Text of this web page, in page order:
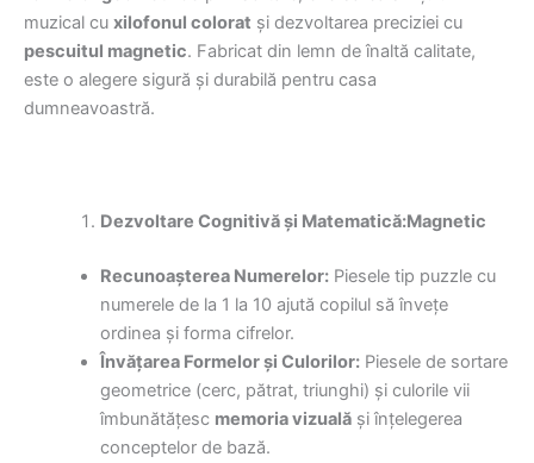
muzical cu xilofonul colorat și dezvoltarea preciziei cu
pescuitul magnetic. Fabricat din lemn de înaltă calitate,
este o alegere sigură și durabilă pentru casa
dumneavoastră.
Dezvoltare Cognitivă și Matematică:Magnetic
Recunoașterea Numerelor:Piesele tip puzzle cu
numerele de la 1 la 10 ajută copilul să învețe
ordinea și forma cifrelor.
Învățarea Formelor și Culorilor:Piesele de sortare
geometrice (cerc, pătrat, triunghi) și culorile vii
îmbunătățesc memoria vizualăși înțelegerea
conceptelor de bază.